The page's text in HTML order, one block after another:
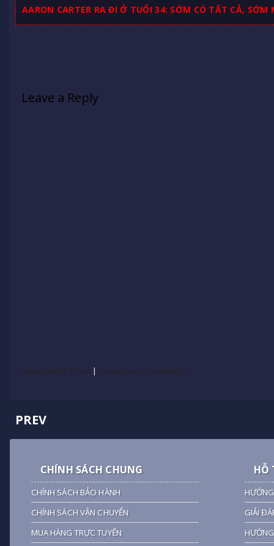
AARON CARTER RA ĐI Ở TUỔI 34: SỚM CÓ TẤT CẢ, SỚM
Leave a Reply
Subscribe to Posts | Subscribe to Comments
PREV
CHÍNH SÁCH CHUNG
CHÍNH SÁCH BẢO HÀNH
CHÍNH SÁCH VẬN CHUYỂN
MUA HÀNG TRỰC TUYẾN
HỖ
GIẢI